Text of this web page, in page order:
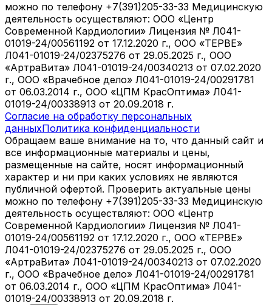
можно по телефону +7(391)205-33-33 Медицинскую
деятельность осуществляют: ООО «Центр
Современной Кардиологии» Лицензия № Л041-
01019-24/00561192 от 17.12.2020 г., ООО «ТЕРВЕ»
Л041-01019-24/02375276 от 29.05.2025 г., ООО
«АртраВита» Л041-01019-24/00340213 от 07.02.2020
г., ООО «Врачебное дело» Л041-01019-24/00291781
от 06.03.2014 г., ООО «ЦПМ КрасОптима» Л041-
01019-24/00338913 от 20.09.2018 г.
Согласие на обработку персональных
данныхПолитика конфиденциальности
Обращаем ваше внимание на то, что данный сайт и
все информационные материалы и цены,
размещенные на сайте, носят информационный
характер и ни при каких условиях не являются
публичной офертой. Проверить актуальные цены
можно по телефону +7(391)205-33-33 Медицинскую
деятельность осуществляют: ООО «Центр
Современной Кардиологии» Лицензия № Л041-
01019-24/00561192 от 17.12.2020 г., ООО «ТЕРВЕ»
Л041-01019-24/02375276 от 29.05.2025 г., ООО
«АртраВита» Л041-01019-24/00340213 от 07.02.2020
г., ООО «Врачебное дело» Л041-01019-24/00291781
от 06.03.2014 г., ООО «ЦПМ КрасОптима» Л041-
01019-24/00338913 от 20.09.2018 г.